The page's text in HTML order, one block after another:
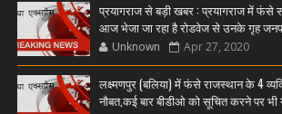
प्रयागराज से बड़ी खबर : प्रयागराज में फंसे
आज भेजा जा रहा है रोडवेज से उनके गृह
Unknown Apr 27, 2020
लक्ष्मणपुर (बलिया) में फंसे राजस्थान के 4
नौबत,कई बार बीडीओ को सूचित करने पर भी